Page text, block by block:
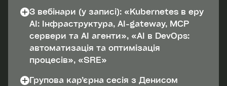
3 вебінари (у записі): «Kubernetes в еру
AI: Інфраструктура, AI-gateway, MCP
сервери та AI агенти», «AI в DevOps:
автоматизація та оптимізація
процесів», «SRE»
Групова кар’єрна сесія з Денисом